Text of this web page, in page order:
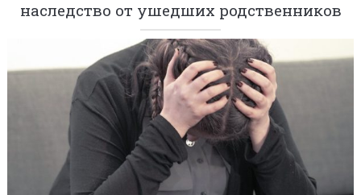
наследство от ушедших родственников